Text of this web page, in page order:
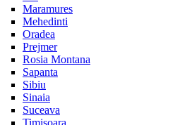
Maramures
Mehedinti
Oradea
Prejmer
Rosia Montana
Sapanta
Sibiu
Sinaia
Suceava
Timisoara